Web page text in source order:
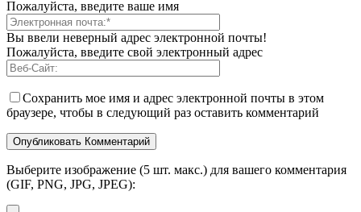
Пожалуйста, введите ваше имя
Вы ввели неверный адрес электронной почты!
Пожалуйста, введите свой электронный адрес
Сохранить мое имя и адрес электронной почты в этом
браузере, чтобы в следующий раз оставить комментарий
Выберите изображение (5 шт. макс.) для вашего комментария
(GIF, PNG, JPG, JPEG):